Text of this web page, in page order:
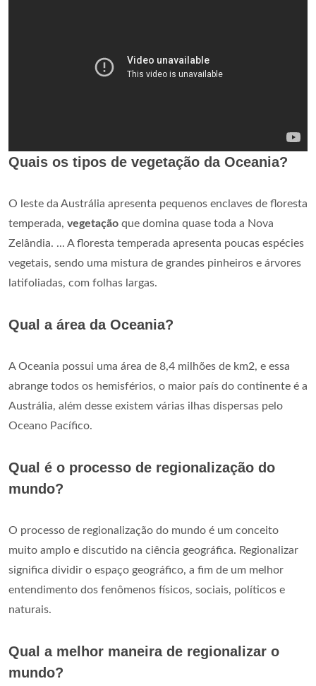
Quais os tipos de vegetação da Oceania?
O leste da Austrália apresenta pequenos enclaves de floresta
temperada, vegetação que domina quase toda a Nova
Zelândia. ... A floresta temperada apresenta poucas espécies
vegetais, sendo uma mistura de grandes pinheiros e árvores
latifoliadas, com folhas largas.
Qual a área da Oceania?
A Oceania possui uma área de 8,4 milhões de km2, e essa
abrange todos os hemisférios, o maior país do continente é a
Austrália, além desse existem várias ilhas dispersas pelo
Oceano Pacífico.
Qual é o processo de regionalização do
mundo?
O processo de regionalização do mundo é um conceito
muito amplo e discutido na ciência geográfica. Regionalizar
significa dividir o espaço geográfico, a fim de um melhor
entendimento dos fenômenos físicos, sociais, políticos e
naturais.
Qual a melhor maneira de regionalizar o
mundo?